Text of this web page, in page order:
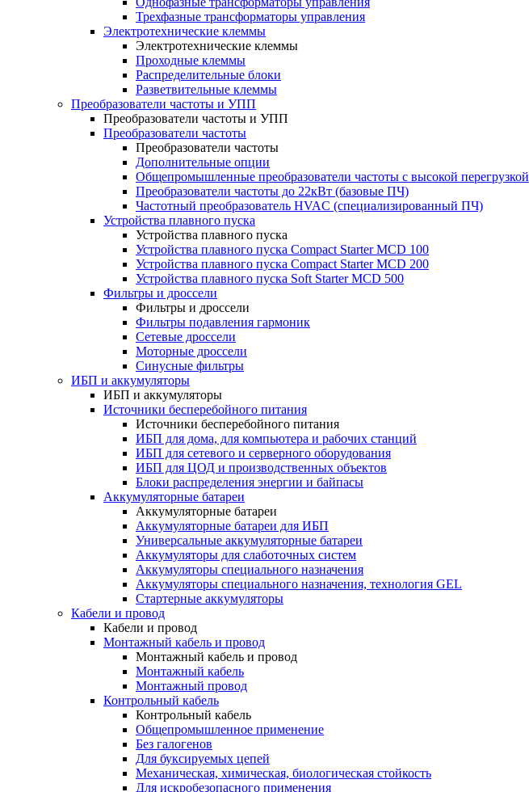
Трехфазные трансформаторы управления
Электротехнические клеммы
Электротехнические клеммы
Проходные клеммы
Распределительные блоки
Разветвительные клеммы
Преобразователи частоты и УПП
Преобразователи частоты и УПП
Преобразователи частоты
Преобразователи частоты
Дополнительные опции
Общепромышленные преобразователи частоты с высокой перегрузкой
Преобразователи частоты до 22кВт (базовые ПЧ)
Частотный преобразователь HVAC (специализированный ПЧ)
Устройства плавного пуска
Устройства плавного пуска
Устройства плавного пуска Compact Starter MCD 100
Устройства плавного пуска Compact Starter MCD 200
Устройства плавного пуска Soft Starter MCD 500
Фильтры и дроссели
Фильтры и дроссели
Фильтры подавления гармоник
Сетевые дроссели
Моторные дроссели
Синусные фильтры
ИБП и аккумуляторы
ИБП и аккумуляторы
Источники бесперебойного питания
Источники бесперебойного питания
ИБП для дома, для компьютера и рабочих станций
ИБП для сетевого и серверного оборудования
ИБП для ЦОД и производственных объектов
Блоки распределения энергии и байпасы
Аккумуляторные батареи
Аккумуляторные батареи
Аккумуляторные батареи для ИБП
Универсальные аккумуляторные батареи
Аккумуляторы для слаботочных систем
Аккумуляторы специального назначения
Аккумуляторы специального назначения, технология GEL
Стартерные аккумуляторы
Кабели и провод
Кабели и провод
Монтажный кабель и провод
Монтажный кабель и провод
Монтажный кабель
Монтажный провод
Контрольный кабель
Контрольный кабель
Общепромышленное применение
Без галогенов
Для буксируемых цепей
Механическая, химическая, биологическая стойкость
Для искробезопасного применения